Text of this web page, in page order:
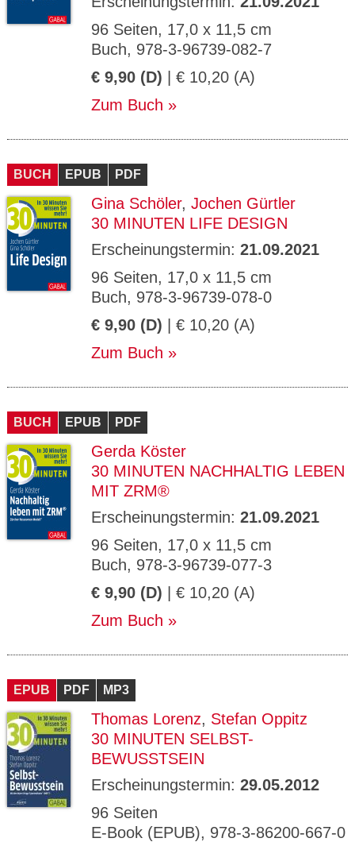
96 Seiten, 17,0 x 11,5 cm
Buch, 978-3-96739-082-7
€ 9,90 (D) | € 10,20 (A)
Zum Buch
BUCH EPUB PDF
Gina Schöler, Jochen Gürtler
30 MINUTEN LIFE DESIGN
Erscheinungstermin: 21.09.2021
96 Seiten, 17,0 x 11,5 cm
Buch, 978-3-96739-078-0
€ 9,90 (D) | € 10,20 (A)
Zum Buch
BUCH EPUB PDF
Gerda Köster
30 MINUTEN NACHHALTIG LEBEN
MIT ZRM®
Erscheinungstermin: 21.09.2021
96 Seiten, 17,0 x 11,5 cm
Buch, 978-3-96739-077-3
€ 9,90 (D) | € 10,20 (A)
Zum Buch
EPUB PDF MP3
Thomas Lorenz, Stefan Oppitz
30 MINUTEN SELBST-
BEWUSSTSEIN
Erscheinungstermin: 29.05.2012
96 Seiten
E-Book (EPUB), 978-3-86200-667-0